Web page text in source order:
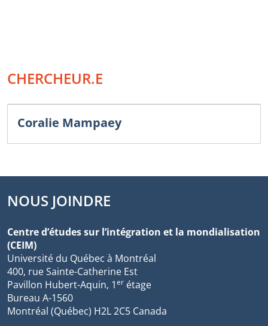
CHERCHEUR.E
Coralie Mampaey
NOUS JOINDRE
Centre d’études sur l’intégration et la mondialisation
(CEIM)
Université du Québec à Montréal
400, rue Sainte-Catherine Est
Pavillon Hubert-Aquin, 1er étage
Bureau A-1560
Montréal (Québec) H2L 2C5 Canada